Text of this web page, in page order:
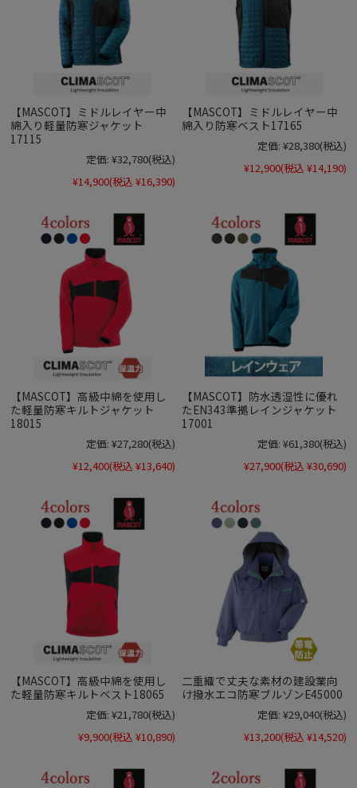
【MASCOT】ミドルレイヤー中
綿入り軽量防寒ジャケット
17115
定価: ¥32,780(税込)
¥14,900(税込 ¥16,390)
【MASCOT】ミドルレイヤー中
綿入り防寒ベスト17165
定価: ¥28,380(税込)
¥12,900(税込 ¥14,190)
【MASCOT】高級中綿を使用し
た軽量防寒キルトジャケット
18015
定価: ¥27,280(税込)
¥12,400(税込 ¥13,640)
【MASCOT】防水透湿性に優れ
たEN343準拠レインジャケット
17001
定価: ¥61,380(税込)
¥27,900(税込 ¥30,690)
【MASCOT】高級中綿を使用し
た軽量防寒キルトベスト18065
定価: ¥21,780(税込)
¥9,900(税込 ¥10,890)
二重織で丈夫な素材の建設業向
け撥水エコ防寒ブルゾンE45000
定価: ¥29,040(税込)
¥13,200(税込 ¥14,520)